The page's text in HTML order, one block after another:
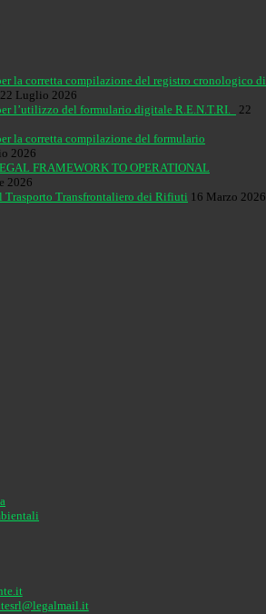
la corretta compilazione del registro cronologico di
22 Luglio 2026
l’utilizzo del formulario digitale R.E.N.T.RI.
22
la corretta compilazione del formulario
2026
FRAMEWORK TO OPERATIONAL
2026
Trasporto Transfrontaliero dei Rifiuti 16 Marzo 2026